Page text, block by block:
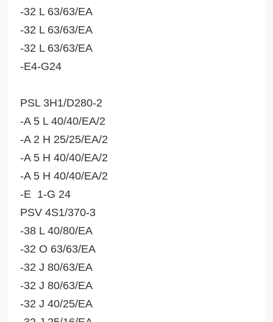
-32 L 63/63/EA
-32 L 63/63/EA
-32 L 63/63/EA
-E4-G24
PSL 3H1/D280-2
-A 5 L 40/40/EA/2
-A 2 H 25/25/EA/2
-A 5 H 40/40/EA/2
-A 5 H 40/40/EA/2
-E 1-G 24
PSV 4S1/370-3
-38 L 40/80/EA
-32 O 63/63/EA
-32 J 80/63/EA
-32 J 80/63/EA
-32 J 40/25/EA